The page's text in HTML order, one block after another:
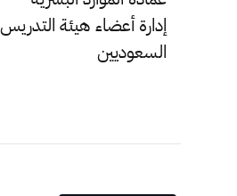
إدارة أعضاء هيئة
السعوديين